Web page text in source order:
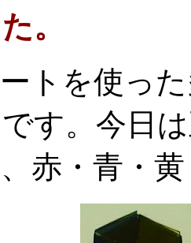
。
トを使っ
す。今日
赤・青・